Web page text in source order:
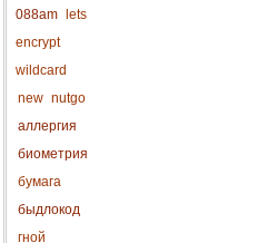
088am
lets
encrypt
wildcard
new nutgo
аллергия
биометрия
бумага
быдлокод
гной